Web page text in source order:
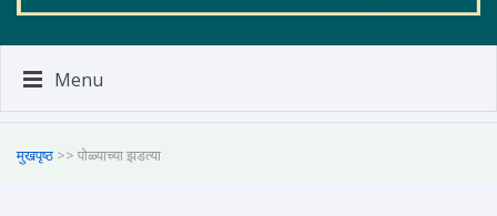
Menu
मुखपृष्ठ >> पोळ्याच्या झडत्या